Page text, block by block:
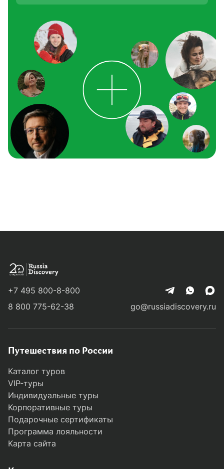
основателя
Вадим Мамонтов
Воспоминания об экзотическом
Если спустя месяцы, а иногда и годы после
путешествия, я время от времени мысленно
к нему возвращаюсь, перебирая, словно
четки, его эмоциональные переживания, —
значит, эта поездка оказалась в моей
шкатулке самых драгоценных приключений.
+7 495 800-8-800
8 800 775-62-38
go@russiadiscovery.ru
Путешествия по России
Каталог туров
VIP-туры
Индивидуальные туры
Корпоративные туры
Подарочные сертификаты
Программа лояльности
Карта сайта